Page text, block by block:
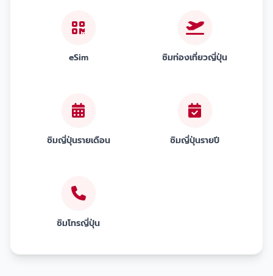
eSim ซิมท่องเที่ยวญี่ปุ่น
ซิมญี่ปุ่นรายเดือน ซิมญี่ปุ่นรายปี
ซิมโทรญี่ปุ่น